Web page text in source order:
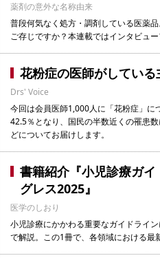
薬剤の意外な名称由来
普段何気なく処方・調剤している医薬
ご存じですか？本連載ではインタビュ
花粉症の医師がしている
Drs' Voice
今回は会員医師1,000人に「花粉症」
42.5％となり、国民の半数近くの罹患
どについてお届けします。
書籍紹介『小児診療ガ
グレス2025』
医学のしおり
小児診療にかかわる重要なガイドライ
で解説。この1冊で、各領域における最